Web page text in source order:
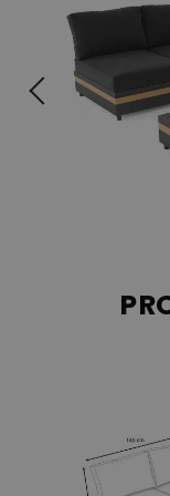
Platzangebot
verwandeln Sie
Der Bezug der
während das